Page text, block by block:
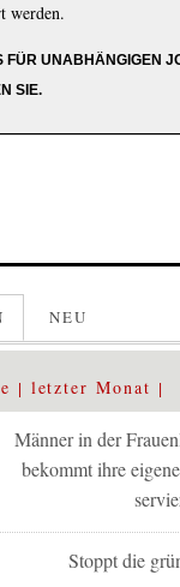
werden.
FÜR UNABHÄNGIGEN
SIE.
NEU
letzter Monat
Männer in der
bekommt ihre
Stoppt die